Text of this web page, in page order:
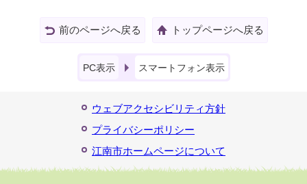
前のページへ戻る トップページへ戻る
PC表示 スマートフォン表示
ウェブアクセシビリティ方針
プライバシーポリシー
江南市ホームページについて